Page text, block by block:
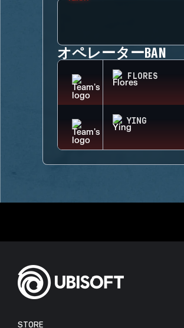
オペレーターBAN
FLORES
YING
STORE